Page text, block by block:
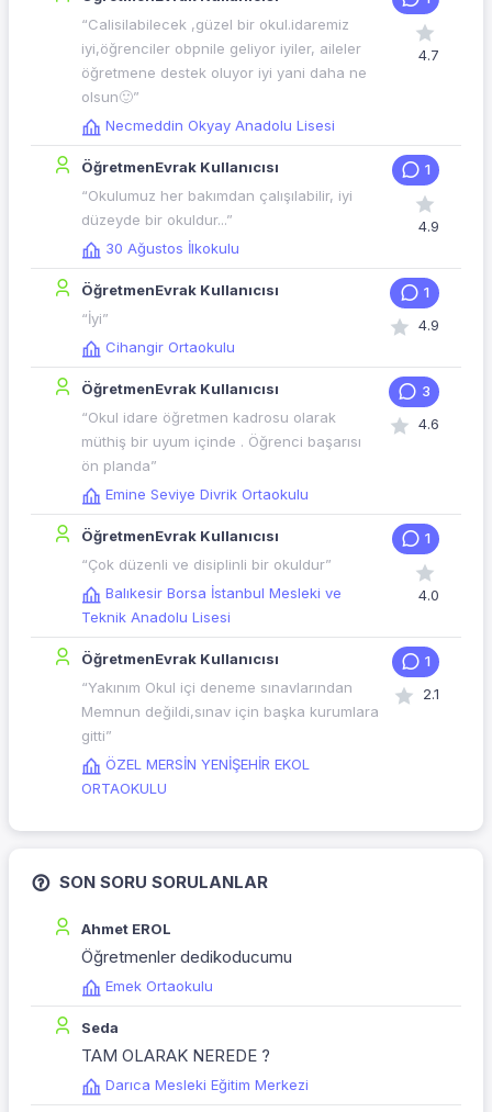
“Calisilabilecek ,güzel bir okul.idaremiz
iyi,öğrenciler obpnile geliyor iyiler, aileler
öğretmene destek oluyor iyi yani daha ne
olsun🙂”
Necmeddin Okyay Anadolu Lisesi
4.7
ÖğretmenEvrak Kullanıcısı
“Okulumuz her bakımdan çalışılabilir, iyi
düzeyde bir okuldur...”
30 Ağustos İlkokulu
1
4.9
ÖğretmenEvrak Kullanıcısı
“İyi”
Cihangir Ortaokulu
1
4.9
ÖğretmenEvrak Kullanıcısı
“Okul idare öğretmen kadrosu olarak
müthiş bir uyum içinde . Öğrenci başarısı
ön planda”
Emine Seviye Divrik Ortaokulu
3
4.6
ÖğretmenEvrak Kullanıcısı
“Çok düzenli ve disiplinli bir okuldur”
Balıkesir Borsa İstanbul Mesleki ve
Teknik Anadolu Lisesi
1
4.0
ÖğretmenEvrak Kullanıcısı
“Yakınım Okul içi deneme sınavlarından
Memnun değildi,sınav için başka kurumlara
gitti”
ÖZEL MERSİN YENİŞEHİR EKOL
ORTAOKULU
1
2.1
SON SORU SORULANLAR
Ahmet EROL
Öğretmenler dedikoducumu
Emek Ortaokulu
Seda
TAM OLARAK NEREDE ?
Darıca Mesleki Eğitim Merkezi